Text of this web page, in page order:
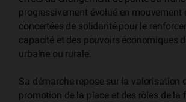
progressivement évolué en mouvement
concertées de solidarité pour le
capacité et des pouvoirs économiques
urbaine ou rurale.
Sa démarche repose sur la valorisation
promotion de la place et des rôles de la